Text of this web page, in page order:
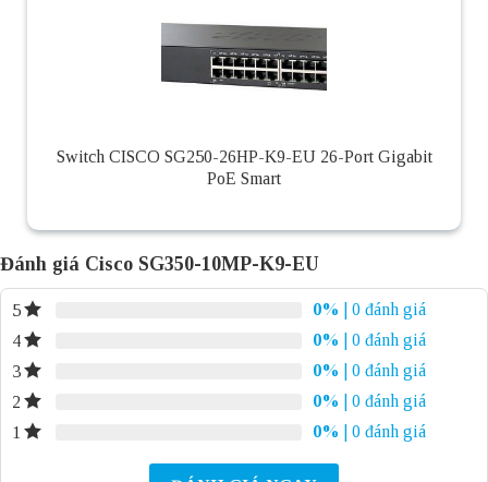
Switch CISCO SG250-26HP-K9-EU 26-Port Gigabit
PoE Smart
Đánh giá Cisco SG350-10MP-K9-EU
5 0%
| 0 đánh giá
4
0%
| 0 đánh giá
3
0%
| 0 đánh giá
2
0%
| 0 đánh giá
1
0% | 0 đánh giá